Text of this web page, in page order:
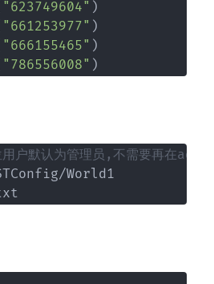
"623749604" )
"661253977" )
"666155465" )
"786556008" )
户默认为管理员,不需要再在